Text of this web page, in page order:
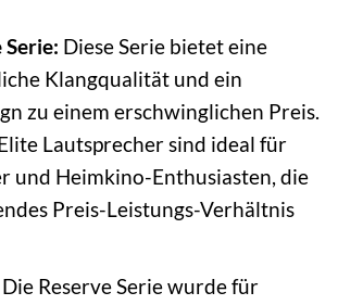
Diese Serie bietet eine
Klangqualität und ein
zu einem erschwinglichen Preis.
Lautsprecher sind ideal für
und Heimkino-Enthusiasten, die
Preis-Leistungs-Verhältnis
Die Reserve Serie wurde für